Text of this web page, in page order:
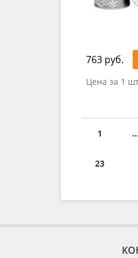
763 руб.
Цена за 1
1 ...
23